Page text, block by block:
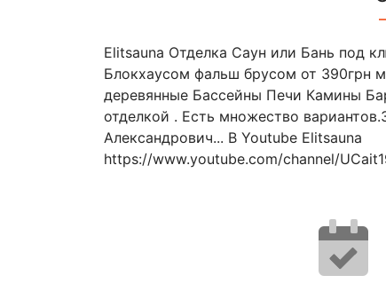
Elitsauna Отделка Саун или Бань под
Блокхаусом фальш брусом от 390грн
деревянные Бассейны Печи Камины
отделкой . Есть множество
Александрович... В Youtube Elitsauna
https://www.youtube.com/channel/